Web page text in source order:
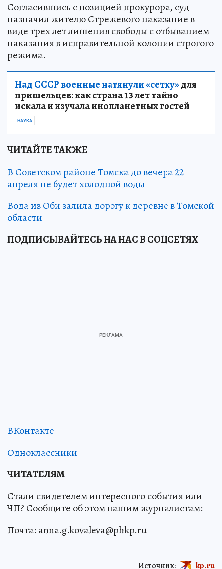
Согласившись с позицией прокурора, суд
назначил жителю Стрежевого наказание в
виде трех лет лишения свободы с отбыванием
наказания в исправительной колонии строгого
режима.
Над СССР военные натянули «сетку»для
пришельцев: как страна 13 лет тайно
искала и изучала инопланетных гостей
НАУКА
ЧИТАЙТЕ ТАКЖЕ
В Советском районе Томска до вечера 22
апреля не будет холодной воды
Вода из Оби залила дорогу к деревне в Томской
области
ПОДПИСЫВАЙТЕСЬ НА НАС В СОЦСЕТЯХ
ВКонтакте
Одноклассники
ЧИТАТЕЛЯМ
Стали свидетелем интересного события или
ЧП? Сообщите об этом нашим журналистам:
Почта: anna.g.kovaleva@phkp.ru
Источник: kp.ru